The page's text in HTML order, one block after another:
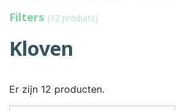
Filters (12 produits)
Kloven
Er zijn 12 producten.